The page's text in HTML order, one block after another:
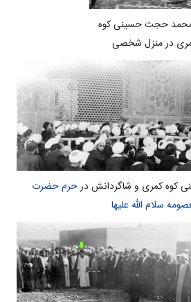
حجت حسینی کوه
در منزل شخصی
کوه کمری و شاگردانش درحرم حضرت
سلام الله علیها